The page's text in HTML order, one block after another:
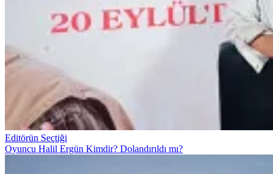
Editörün Seçtiği
Oyuncu Halil Ergün Kimdir? Dolandırıldı mı?